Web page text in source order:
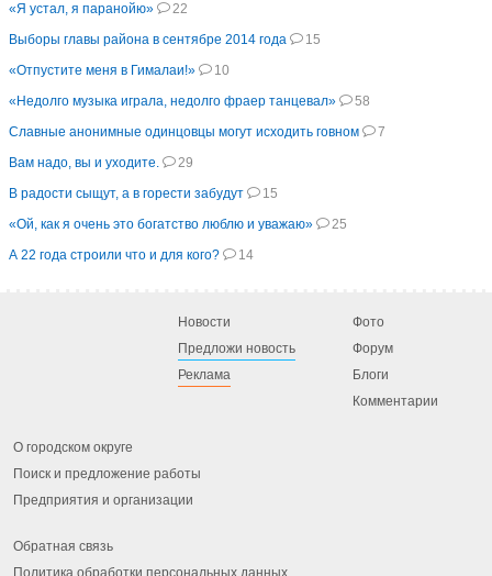
«Я устал, я паранойю»
22
Выборы главы района в сентябре 2014 года
15
«Отпустите меня в Гималаи!»
10
«Недолго музыка играла, недолго фраер танцевал»
58
Славные анонимные одинцовцы могут исходить говном
7
Вам надо, вы и уходите.
29
В радости сыщут, а в горести забудут
15
«Ой, как я очень это богатство люблю и уважаю»
25
А 22 года строили что и для кого?
14
Новости
Предложи новость
Реклама
Фото
Форум
Блоги
Комментарии
О городском округе
Поиск и предложение работы
Предприятия и организации
Обратная связь
Политика обработки персональных данных